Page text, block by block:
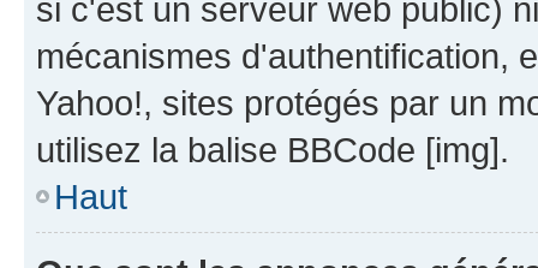
si c'est un serveur web public)
mécanismes d'authentification,
Yahoo!, sites protégés par un
utilisez la balise BBCode [img].
Haut